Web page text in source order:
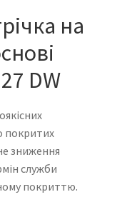
на
DW
покритих
зниження
служби
покриттю.